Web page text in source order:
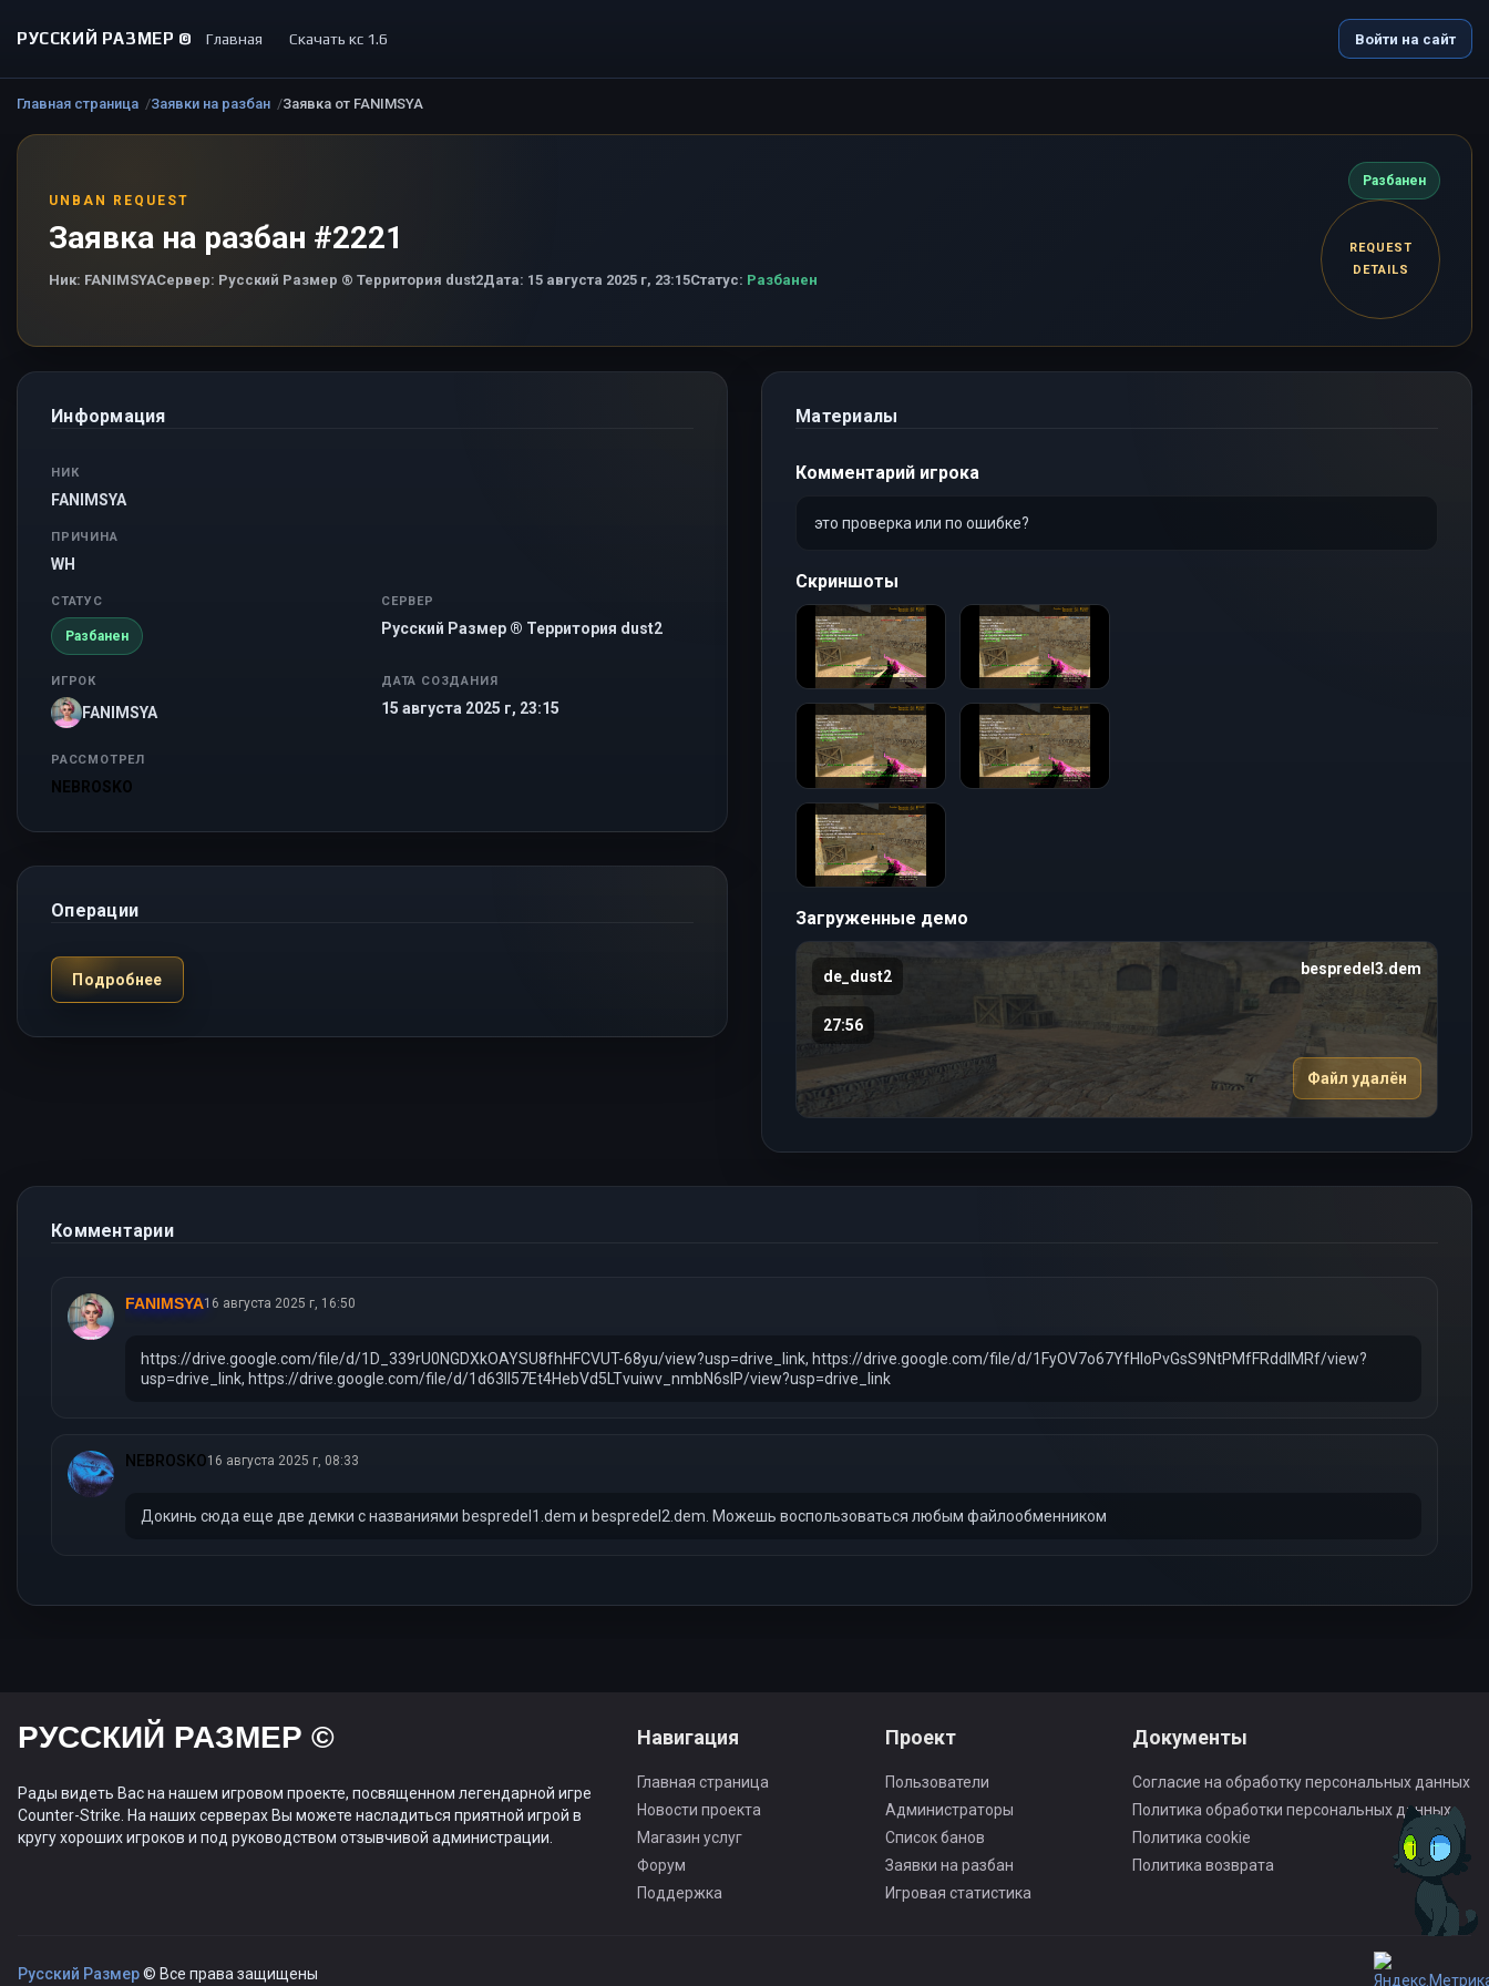
РУССКИЙ РАЗМЕР © Главная Скачать кс 1.6 Войти на сайт
Главная страница Заявки на разбан Заявка от FANIMSYA
UNBAN REQUEST
Заявка на разбан #2221
Ник: FANIMSYAСервер: Русский Размер ® Территория dust2Дата: 15 августа 2025 г, 23:15Статус: Разбанен
Разбанен
REQUEST
DETAILS
Информация
НИК
FANIMSYA
ПРИЧИНА
WH
СТАТУС
Разбанен
СЕРВЕР
Русский Размер ® Территория dust2
ИГРОК
FANIMSYA
ДАТА СОЗДАНИЯ
15 августа 2025 г, 23:15
РАССМОТРЕЛ
NEBROSKO
Операции
Подробнее
Материалы
Комментарий игрока
это проверка или по ошибке?
Скриншоты
Загруженные демо
bespredel3.dem
de_dust2
27:56
Файл удалён
Комментарии
FANIMSYA16 августа 2025 г, 16:50
https://drive.google.com/file/d/1D_339rU0NGDXkOAYSU8fhHFCVUT-68yu/view?usp=drive_link, https://drive.google.com/file/d/1FyOV7o67YfHIoPvGsS9NtPMfFRddlMRf/view?
usp=drive_link, https://drive.google.com/file/d/1d63lI57Et4HebVd5LTvuiwv_nmbN6slP/view?usp=drive_link
NEBROSKO16 августа 2025 г, 08:33
Докинь сюда еще две демки с названиями bespredel1.dem и bespredel2.dem. Можешь воспользоваться любым файлообменником
РУССКИЙ РАЗМЕР ©
Рады видеть Вас на нашем игровом проекте, посвященном легендарной игре
Counter-Strike. На наших серверах Вы можете насладиться приятной игрой в
кругу хороших игроков и под руководством отзывчивой администрации.
Навигация
Главная страница
Новости проекта
Магазин услуг
Форум
Поддержка
Проект
Пользователи
Администраторы
Список банов
Заявки на разбан
Игровая статистика
Документы
Согласие на обработку персональных данных
Политика обработки персональных данных
Политика cookie
Политика возврата
Русский Размер© Все права защищены